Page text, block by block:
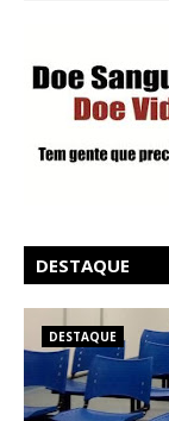
DESTAQUE
DESTAQUE